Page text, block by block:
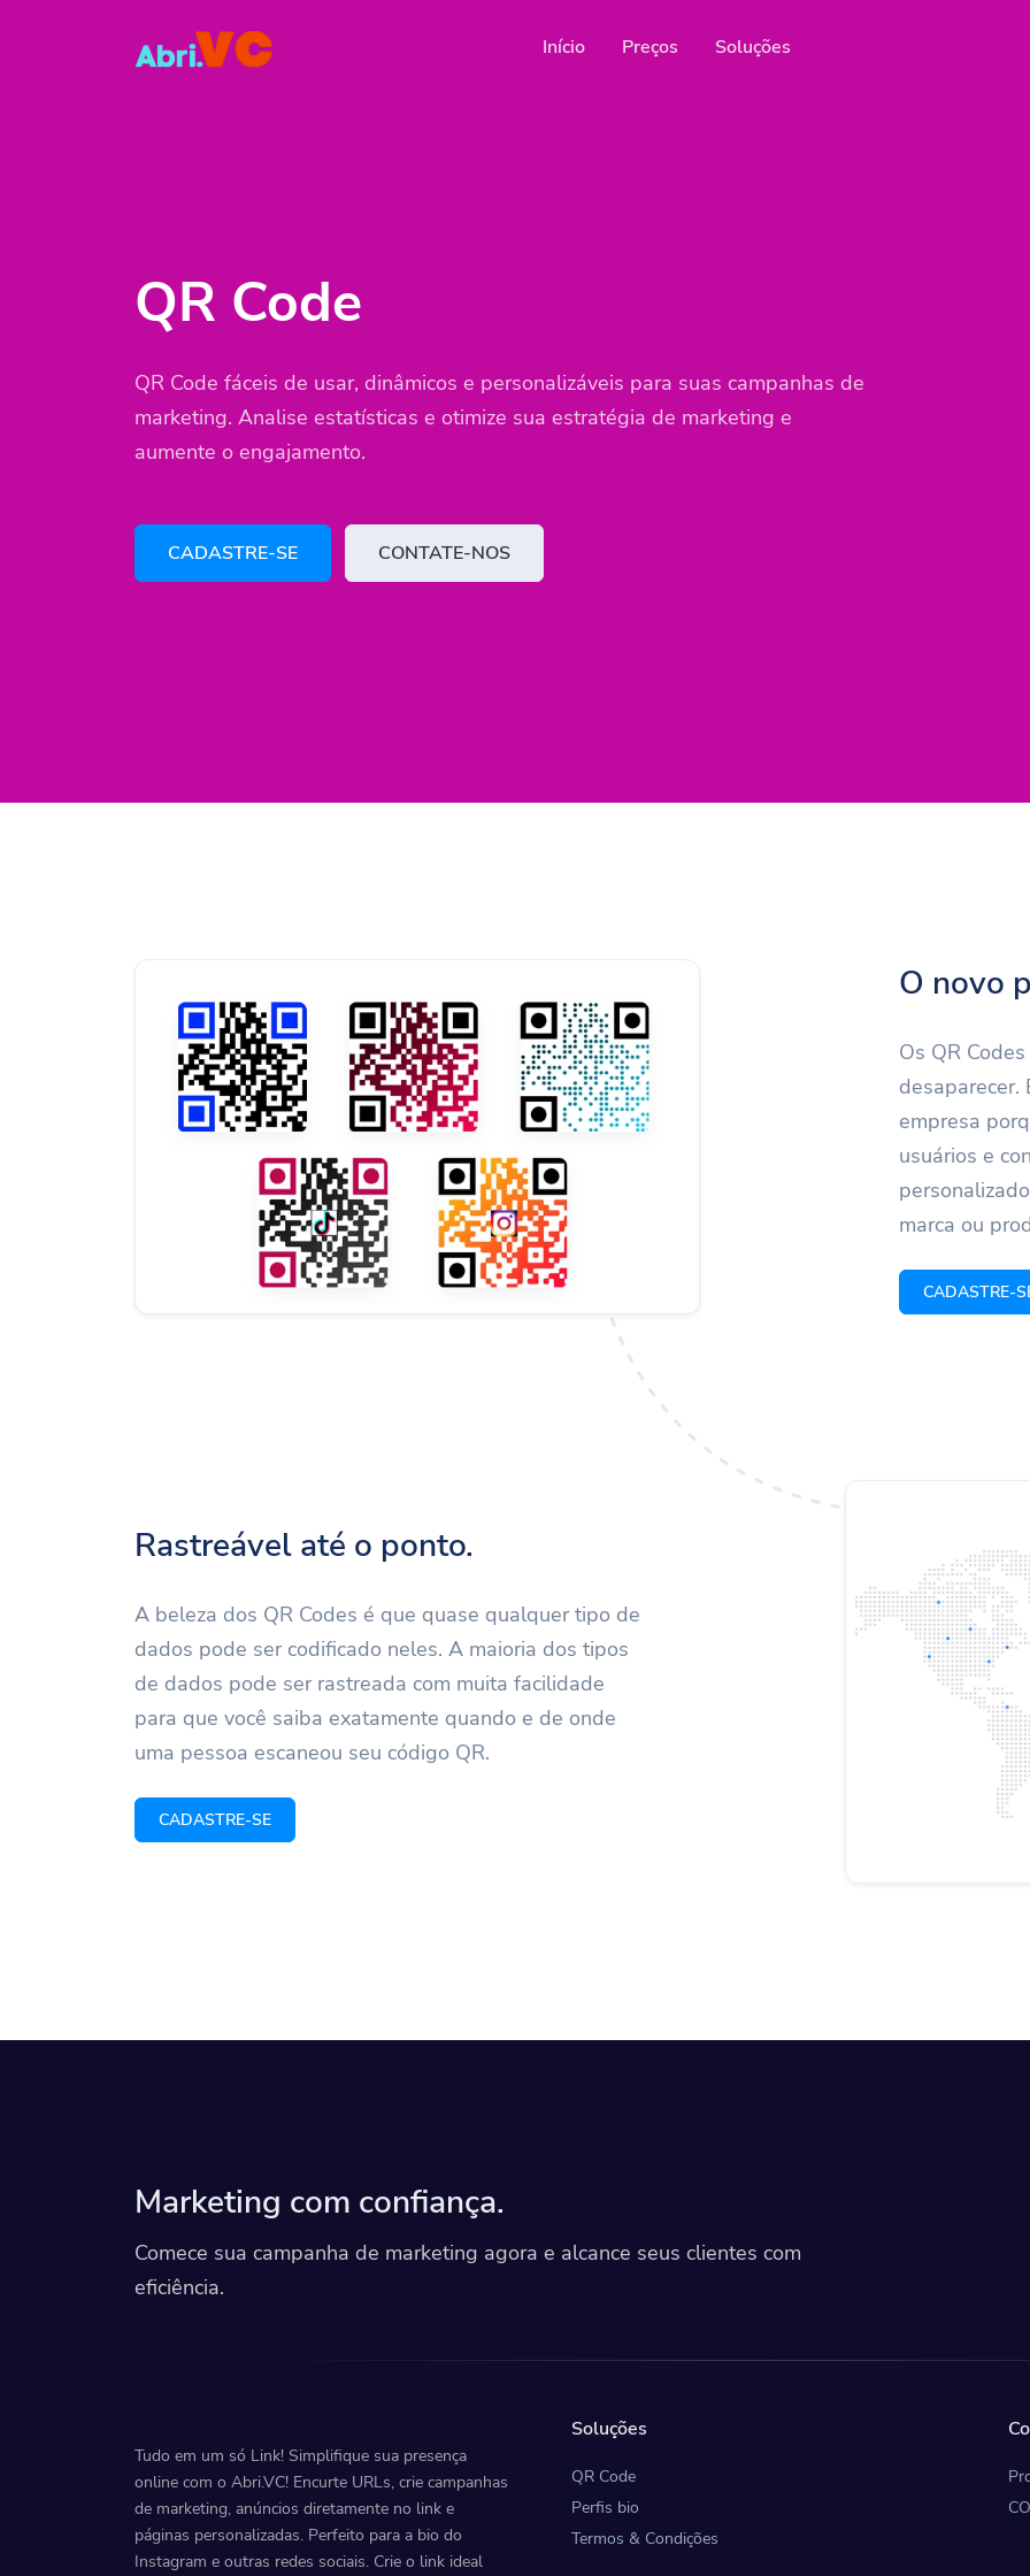
Início Preços Soluções
QR Code
QR Code fáceis de usar, dinâmicos e personalizáveis para suas campanhas de
marketing. Analise estatísticas e otimize sua estratégia de marketing e
aumente o engajamento.
CADASTRE-SE CONTATE-NOS
O novo
Os QR
desaparecer.
empresa
usuários e
marca ou
CADASTRE-
Rastreável até o ponto.
A beleza dos QR Codes é que quase qualquer tipo de
dados pode ser codificado neles. A maioria dos tipos
de dados pode ser rastreada com muita facilidade
para que você saiba exatamente quando e de onde
uma pessoa escaneou seu código QR.
CADASTRE-SE
Marketing com confiança.
Comece sua campanha de marketing agora e alcance seus clientes com
eficiência.
Tudo em um só Link! Simplifique sua presença
online com o Abri.VC! Encurte URLs, crie campanhas
de marketing, anúncios diretamente no link e
páginas personalizadas. Perfeito para a bio do
Instagram e outras redes sociais. Crie o link ideal
Soluções
QR Code
Perfis bio
Termos & Condições